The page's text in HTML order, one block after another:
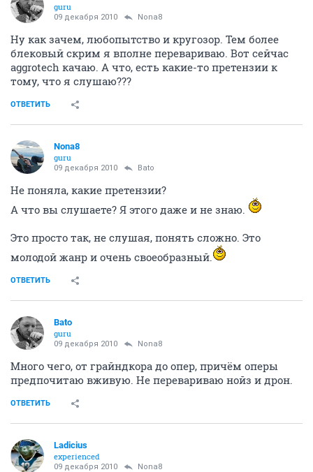
guru
09 декабря 2010 Nona8
Ну как зачем, любопытство и кругозор. Тем более
блековый скрим я вполне перевариваю. Вот сейчас
aggrotech качаю. А что, есть какие-то претензии к
тому, что я слушаю???
ОТВЕТИТЬ
Nona8
guru
09 декабря 2010 Bato
Не поняла, какие претензии?
А что вы слушаете? Я этого даже и не знаю.
Это просто так, не слушая, понять сложно. Это
молодой жанр и очень своеобразный.
ОТВЕТИТЬ
Bato
guru
09 декабря 2010 Nona8
Много чего, от грайндкора до опер, причём оперы
предпочитаю вживую. Не перевариваю нойз и дрон.
ОТВЕТИТЬ
Ladicius
experienced
09 декабря 2010 Nona8